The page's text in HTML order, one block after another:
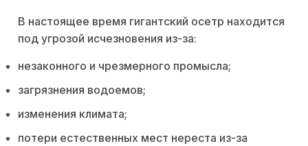
В настоящее время гигантский осетр находится
под угрозой исчезновения из-за:
незаконного и чрезмерного промысла;
загрязнения водоемов;
изменения климата;
потери естественных мест нереста из-за